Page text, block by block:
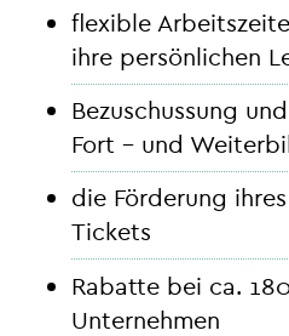
flexible
ihre persönlichen
Bezuschussung
Fort – und
die Förderung
Tickets
Rabatte bei ca.
Unternehmen